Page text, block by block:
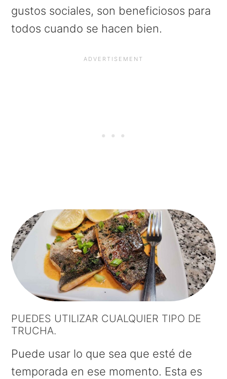
gustos sociales, son beneficiosos para
todos cuando se hacen bien.
PUEDES UTILIZAR CUALQUIER TIPO DE
TRUCHA.
Puede usar lo que sea que esté de
temporada en ese momento. Esta es